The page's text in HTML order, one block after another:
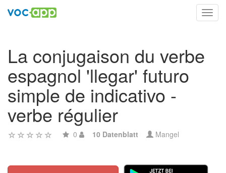
La conjugaison du verbe
espagnol 'llegar' futuro
simple de indicativo -
verbe régulier
0 10 Datenblatt Mangel